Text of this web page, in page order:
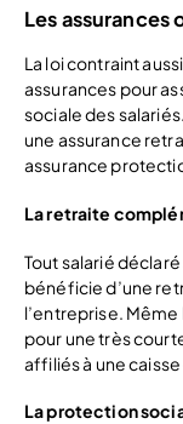
Les assurances
La loi contraint
assurances pour
sociale des
une assurance
assurance
La retraite
Tout salarié
bénéficie d’une
l’entreprise.
pour une très
affiliés à une
La protection